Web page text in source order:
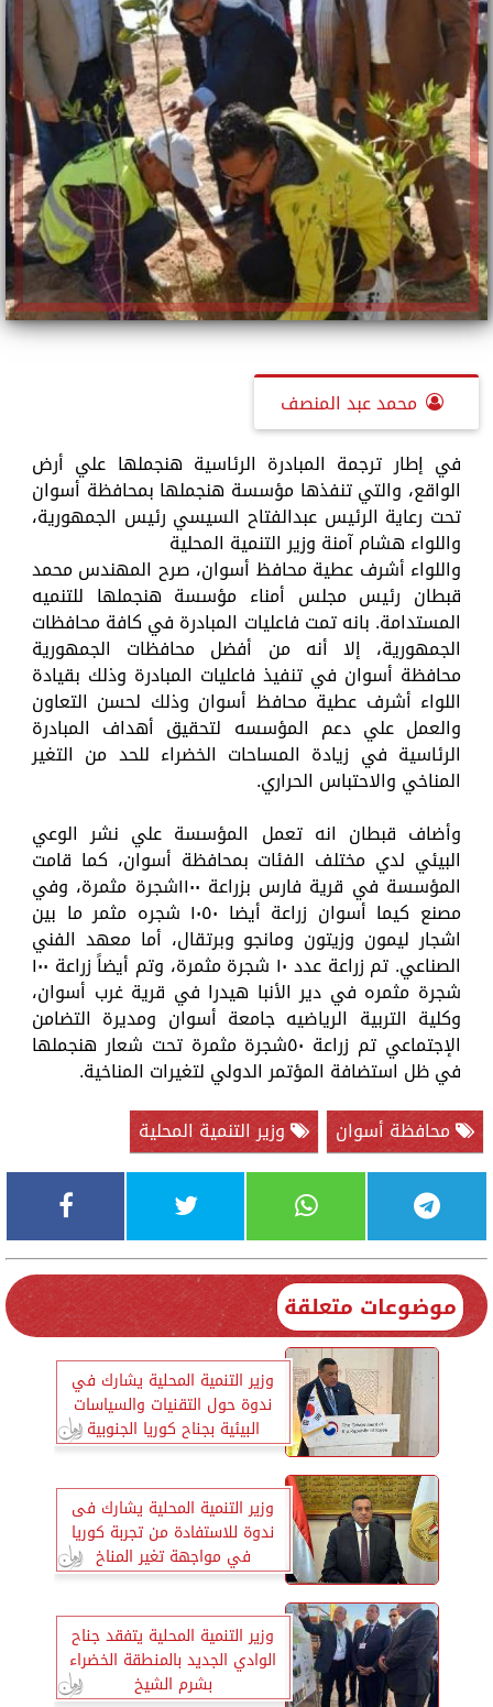
محمد عبد المنصف
في إطار ترجمة المبادرة الرئاسية هنجملها علي أرض
الواقع، والتي تنفذها مؤسسة هنجملها بمحافظة أسوان
تحت رعاية الرئيس عبدالفتاح السيسي رئيس الجمهورية،
واللواء هشام آمنة وزير التنمية المحلية
واللواء أشرف عطية محافظ أسوان، صرح المهندس محمد
قبطان رئيس مجلس أمناء مؤسسة هنجملها للتنميه
المستدامة. بانه تمت فاعليات المبادرة في كافة محافظات
الجمهورية، إلا أنه من أفضل محافظات الجمهورية
محافظة أسوان في تنفيذ فاعليات المبادرة وذلك بقيادة
اللواء أشرف عطية محافظ أسوان وذلك لحسن التعاون
والعمل علي دعم المؤسسه لتحقيق أهداف المبادرة
الرئاسية في زيادة المساحات الخضراء للحد من التغير
المناخي والاحتباس الحراري.
وأضاف قبطان انه تعمل المؤسسة علي نشر الوعي
البيئي لدي مختلف الفئات بمحافظة أسوان، كما قامت
المؤسسة في قرية فارس بزراعة ١١٠٠شجرة مثمرة، وفي
مصنع كيما أسوان زراعة أيضا ١٠٥٠ شجره مثمر ما بين
اشجار ليمون وزيتون ومانجو وبرتقال، أما معهد الفني
الصناعي. تم زراعة عدد ١٠ شجرة مثمرة، وتم أيضاً زراعة ١٠٠
شجرة مثمره في دير الأنبا هيدرا في قرية غرب أسوان،
وكلية التربية الرياضيه جامعة أسوان ومديرة التضامن
الإجتماعي تم زراعة ٥٠شجرة مثمرة تحت شعار هنجملها
في ظل استضافة المؤتمر الدولي لتغيرات المناخية.
محافظة أسوان
وزير التنمية المحلية
موضوعات متعلقة
وزير التنمية المحلية يشارك في
ندوة حول التقنيات والسياسات
البيئية بجناح كوريا الجنوبية
وزير التنمية المحلية يشارك فى
ندوة للاستفادة من تجربة كوريا
في مواجهة تغير المناخ
وزير التنمية المحلية يتفقد جناح
الوادي الجديد بالمنطقة الخضراء
بشرم الشيخ